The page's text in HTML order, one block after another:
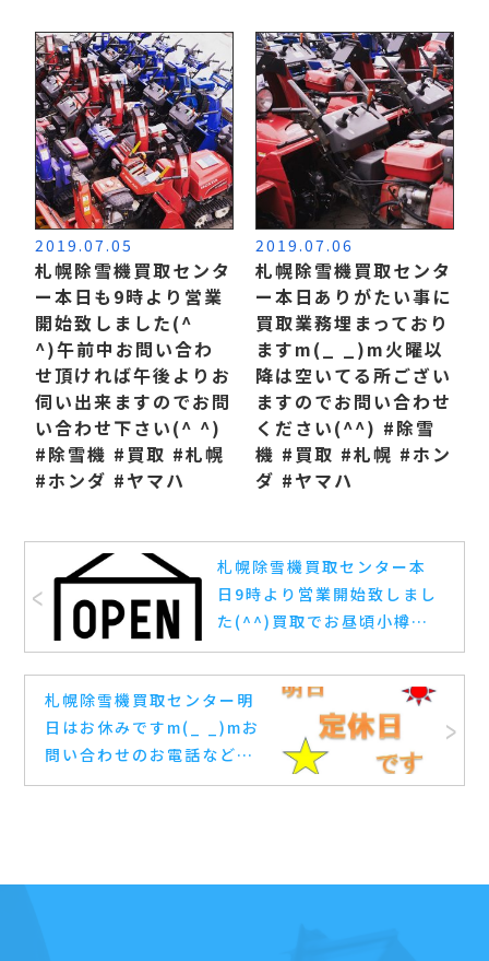
2019.07.05
札幌除雪機買取センタ
ー本日も9時より営業
開始致しました(^
^) 午前中お問い合わ
せ頂ければ午後よりお
伺い出来ますのでお問
い合わせ下さい(^ ^)
#除雪機 #買取 #札幌
#ホンダ #ヤマハ
2019.07.06
札幌除雪機買取センタ
ー本日ありがたい事に
買取業務埋まっており
ますm(_ _)m 火曜以
降は空いてる所ござい
ますのでお問い合わせ
ください(^^) #除雪
機 #買取 #札幌 #ホン
ダ #ヤマハ
札幌除雪機買取センター本
日9時より営業開始致しまし
た(^^) 買取でお昼頃小樽方
面入っておりますのでそち
らにお住いの方はお早めに
お問い合わせしていただけ
れば本日伺う事も可能です
(^ ^) #除雪機 #買取 #札幌
#ホンダ #ヤマハ
札幌除雪機買取センター明
日はお休みですm(_ _)m お
問い合わせのお電話などは
受けつけておりますのでお